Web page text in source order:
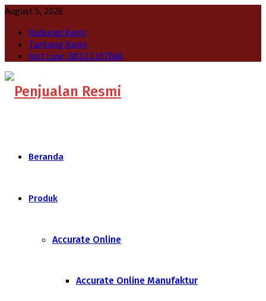
August 5, 2026
Hubungi Kami
Tantang Kami
Hot Line : 0812 1107666
Beranda
Produk
Accurate Online
Accurate Online Manufaktur